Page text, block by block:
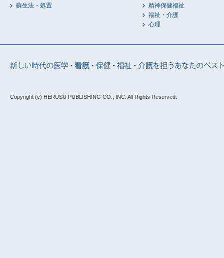
蘇生法・処置
精神保健福祉
福祉・介護
心理
Copyright (c) HERUSU PUBLISHING CO., INC. All Rights Reserved.